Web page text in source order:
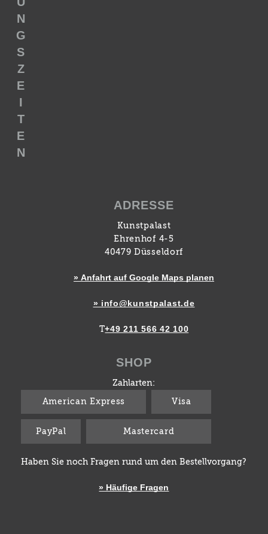
N
G
S
Z
E
I
T
E
N
ADRESSE
Kunstpalast
Ehrenhof 4-5
40479 Düsseldorf
» Anfahrt auf Google Maps planen
» info@kunstpalast.de
T+49 211 566 42 100
SHOP
Zahlarten:
American Express Visa
PayPal Mastercard
Haben Sie noch Fragen rund um den Bestellvorgang?
» Häufige Fragen